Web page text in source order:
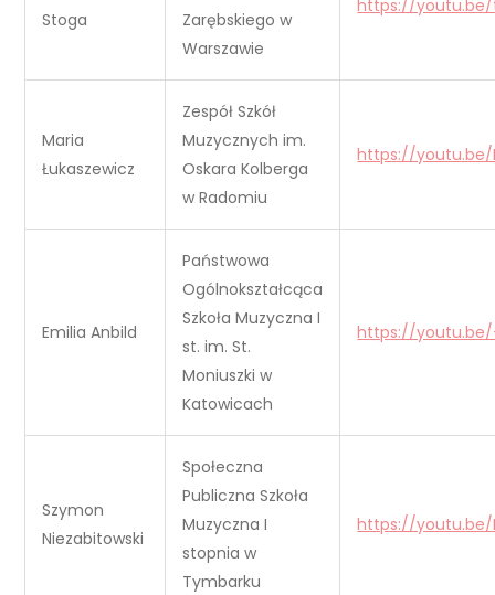
Stoga
Zarębskiego w
Warszawie
https://youtu.be/
Maria
Łukaszewicz
Zespół Szkół
Muzycznych im.
Oskara Kolberga
w Radomiu
https://youtu.be/
Emilia Anbild
Państwowa
Ogólnokształcąca
Szkoła Muzyczna I
st. im. St.
Moniuszki w
Katowicach
https://
Szymon
Niezabitowski
Społeczna
Publiczna Szkoła
Muzyczna I
stopnia w
Tymbarku
https://youtu.be/